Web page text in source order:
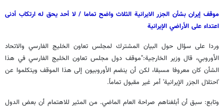
موقف إيران بشأن الجزر الايرانية الثلاث واضح تماما / لا أحد يحق له ارتكاب أدنى
اعتداء على الأراضي الإيرانية
وردا على سؤال حول البيان المشترك لمجلس تعاون الخليج الفارسي والاتحاد
الأوروبي، قال وزير الخارجية:"موقف دول مجلس تعاون الخليج الفارسي في هذا
الشأن كان معروفا مسبقا، لكن أن ينضم الأوروبيون إلى هذا الموقف ويتكلموا عن
'احتلال الجزر الإيرانية' أمر غير مقبول تماماً.
وتابع: سبق أن أبلغناهم صراحة العام الماضي. من المثير للاهتمام أن بعض الدول